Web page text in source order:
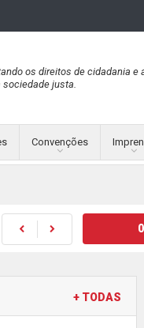
os direitos de cidadania e
justa.
Convenções
+ TODAS